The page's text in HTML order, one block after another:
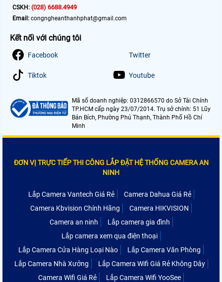
CSKH: (028) 6688.4949
Email: congngheanthanhphat@gmail.com
Kết nối với chúng tôi
Facebook Twitter
Tiktok Youtube
Mã số doanh nghiệp: 0312866570 do Sở Tài Chính
TP.HCM cấp ngày 23/07/2014. Trụ sở chính: 51 Lũy
Bán Bích, Phường Phú Thạnh, Thành Phố Hồ Chí
Minh
ĐƠN VỊ TRỰC TIẾP THI CÔNG LẮP ĐẶT HỆ THỐNG CAMERA AN
NINH
Lắp Camera Vantech Giá Rẻ
Camera Dahua Giá Rẻ
Camera Kbvision Chính Hãng
Camera HIKVISION
Camera an ninh
Lắp camera gia đình
Lắp camera xem qua điện thoại
Lắp Camera Cửa Hàng Loại Nào
Lắp Camera Văn Phòng
Lắp Camera Nhà Xưởng
Lắp Camera Wifi Giá Rẻ Không Dây
Camera Wifi Giá Rẻ
Lắp Camera Wifi YooSee